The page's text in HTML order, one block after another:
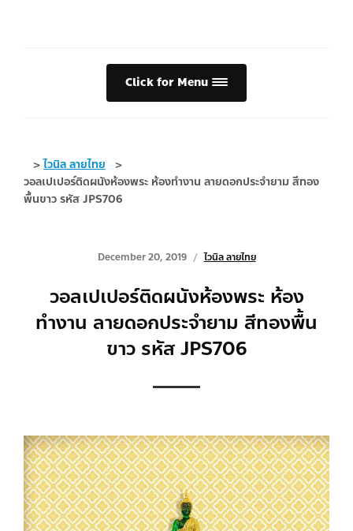
Click for Menu
>ไวนิล ลายไทย
>
วอลเปเปอร์ติดผนังห้องพระ ห้องทำงาน ลายดอกประจำยาม สีทอง
พื้นขาว รหัส JPS706
December 20, 2019 ไวนิล ลายไทย
วอลเปเปอร์ติดผนังห้องพระ ห้อง
ทำงาน ลายดอกประจำยาม สีทองพื้น
ขาว รหัส JPS706